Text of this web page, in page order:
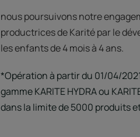
nous poursuivons notre
productrices de Karité par le
les enfants de 4 mois à 4 ans.
*Opération à partir du 01/04/
gamme KARITE HYDRA ou
dans la limite de 5000 produits